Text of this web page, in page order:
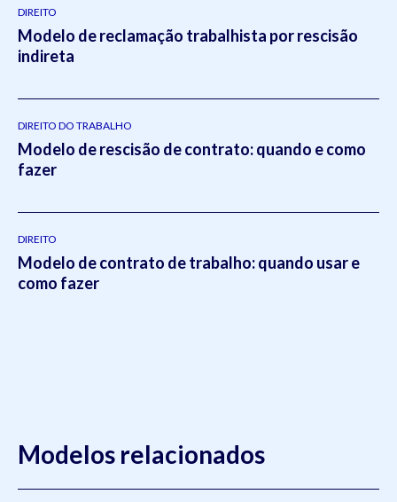
2014).Atua como um dos principais gestores da Koetz
Advocacia, realizando a supervisão e liderança em todos os
setores do escritório.Em 2021, Eduardo publicou o livro
pela editoraViseu.
DIREITO
Modelo de reclamação trabalhista por rescisão
indireta
DIREITO DO TRABALHO
Modelo de rescisão de contrato: quando e como
fazer
DIREITO
Modelo de contrato de trabalho: quando usar e
como fazer
Modelos relacionados